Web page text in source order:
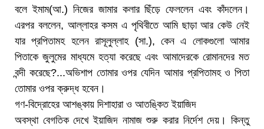
বলে ইমাম(আ.) নিজের জামার কলার ছিঁড়ে ফেললেন এবং কাঁদলেন।
এরপর বললেন, আল্লাহর কসম এ পৃথিবীতে আমি ছাড়া আর কেউ নেই
যার প্রপিতামহ হলেন রাসূলুল্লাহ (সা.), কেন এ লোকগুলো আমার
পিতাকে জুলুমের মাধ্যমে হত্যা করেছে এবং আমাদেরকে রোমানদের মত
বন্দী করেছে?...অভিশাপ তোমার ওপর যেদিন আমার প্রপিতামহ ও পিতা
তোমার ওপর ক্রুদ্ধ হবেন।
গণ-বিদ্রোহের আশঙ্কায় দিশাহারা ও আতঙ্কিত ইয়াজিদ
অবস্থা বেগতিক দেখে ইয়াজিদ নামাজ শুরু করার নির্দেশ দেয়। কিন্তু